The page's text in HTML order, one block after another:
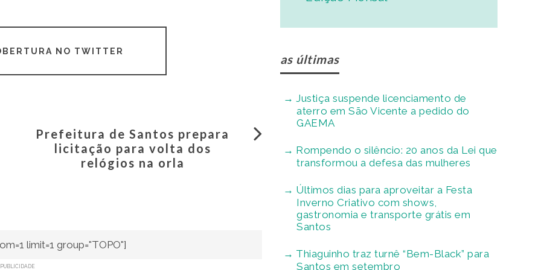
NO TWITTER
Prefeitura de Santos prepara
licitação para volta dos
relógios na orla
limit=1 group="TOPO"]
PUBLICIDADE
as últimas
Justiça suspende licenciamento de
aterro em São Vicente a pedido do
GAEMA
Rompendo o silêncio: 20 anos da Lei que
transformou a defesa das mulheres
Últimos dias para aproveitar a Festa
Inverno Criativo com shows,
gastronomia e transporte grátis em
Santos
Thiaguinho traz turnê “Bem-Black” para
Santos em setembro